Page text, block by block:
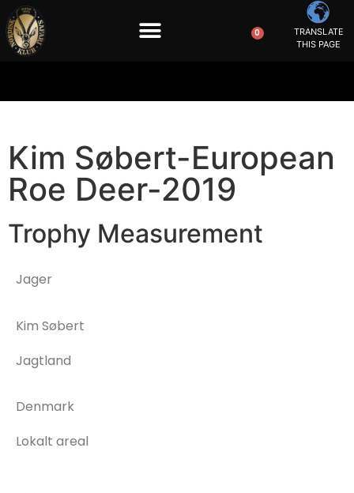
0
TRANSLATE
THIS PAGE
Kim Søbert-European
Roe Deer-2019
Trophy Measurement
Jager
Kim Søbert
Jagtland
Denmark
Lokalt areal